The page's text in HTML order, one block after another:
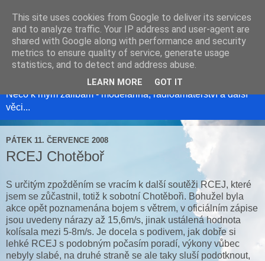
Modelweb
Něco k mým zálibám - modelařina, radioamatérství a další
věci...
PÁTEK 11. ČERVENCE 2008
RCEJ Chotěboř
S určitým zpožděním se vracím k další soutěži RCEJ, které
jsem se zůčastnil, totiž k sobotní Chotěboři. Bohužel byla
akce opět poznamenána bojem s větrem, v oficiálním zápise
jsou uvedeny nárazy až 15,6m/s, jinak ustálená hodnota
kolísala mezi 5-8m/s. Je docela s podivem, jak dobře si
lehké RCEJ s podobným počasím poradí, výkony vůbec
nebyly slabé, na druhé straně se ale taky sluší podotknout,
This site uses cookies from Google to deliver its services
and to analyze traffic. Your IP address and user-agent are
shared with Google along with performance and security
metrics to ensure quality of service, generate usage
statistics, and to detect and address abuse.
LEARN MORE GOT IT